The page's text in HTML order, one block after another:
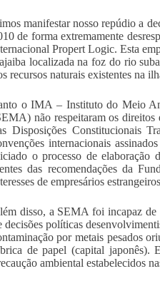
manifestar nosso repúdio a
de forma extremamente
Propert Logic. Esta
localizada na foz do rio
recursos naturais existentes na
o IMA – Instituto do Meio
não respeitaram os direitos
Disposições Constitucionais
internacionais
o processo de
das recomendações da
de empresários
disso, a SEMA foi incapaz de
decisões políticas
por metais pesados
de papel (capital japonês).
ambiental estabelecidos